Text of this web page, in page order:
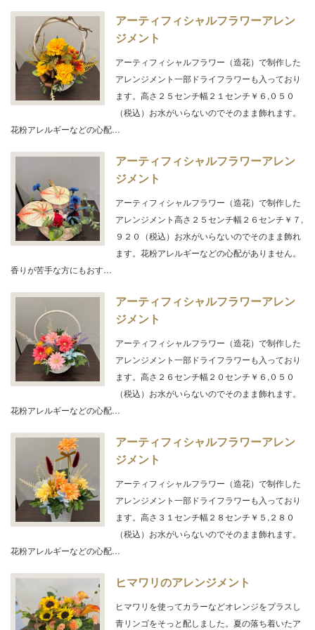
アーティフィシャルフラワーアレン
ジメント
アーティフィシャルフラワー（造花）で制作した
アレンジメント一部ドライフラワーも入っており
ます。高さ２５センチ幅２１センチ￥６,０５０
（税込）お水がいらないのでそのまま飾れます。
花粉アレルギーなどの心配…
アーティフィシャルフラワーアレン
ジメント
アーティフィシャルフラワー（造花）で制作した
アレンジメント高さ２５センチ幅２６センチ￥７,
９２０（税込）お水がいらないのでそのまま飾れ
ます。花粉アレルギーなどの心配がありません。
香りが苦手な方にもおす…
アーティフィシャルフラワーアレン
ジメント
アーティフィシャルフラワー（造花）で制作した
アレンジメント一部ドライフラワーも入っており
ます。高さ２６センチ幅２０センチ￥６,０５０
（税込）お水がいらないのでそのまま飾れます。
花粉アレルギーなどの心配…
アーティフィシャルフラワーアレン
ジメント
アーティフィシャルフラワー（造花）で制作した
アレンジメント一部ドライフラワーも入っており
ます。高さ３１センチ幅２８センチ￥５,２８０
（税込）お水がいらないのでそのまま飾れます。
花粉アレルギーなどの心配…
ヒマワリのアレンジメント
ヒマワリを使ってカラーなどオレンジをプラスし
青リンゴをそっと配しました。夏の落ち着いたア